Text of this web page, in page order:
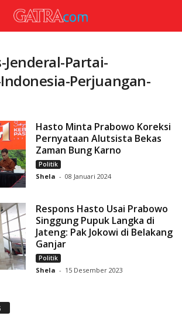
Jenderal-Partai-
Perjuangan-
Hasto Minta Prabowo Koreksi
Pernyataan Alutsista Bekas
Zaman Bung Karno
Politik
Shela - 08 Januari 2024
Respons Hasto Usai Prabowo
Singgung Pupuk Langka di
Jateng: Pak Jokowi di Belakang
Ganjar
Politik
Shela - 15 Desember 2023